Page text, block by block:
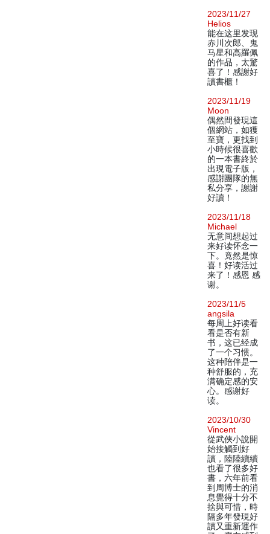
2023/11/27
Helios
能在这里发现
赤川次郎、鬼
马星和高羅佩
的作品，太驚
喜了！感謝好
讀書櫃！
2023/11/19
Moon
偶然間發現這
個網站，如獲
至寶，更找到
小時候很喜歡
的一本書終於
出現電子版，
感謝團隊的無
私分享，謝謝
好讀！
2023/11/18
Michael
无意间想起过
来好读怀念一
下。竟然是惊
喜！好读活过
来了！感恩 感
谢。
2023/11/5
angsila
每周上好读看
看是否有新
书，这已经成
了一个习惯。
这种陪伴是一
种舒服的，充
满确定感的安
心。感谢好
读。
2023/10/30
Vincent
從武俠小說開
始接觸到好
讀，陸陸續續
也看了很多好
書，六年前看
到周博士的消
息覺得十分不
捨與可惜，時
隔多年發現好
讀又重新運作